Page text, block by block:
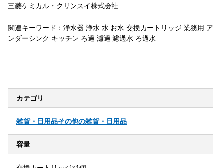
三菱ケミカル・クリンスイ株式会社
関連キーワード：浄水器 浄水 水 お水 交換カートリッジ 業務用 ア
ンダーシンク キッチン ろ過 濾過 濾過水 ろ過水
カテゴリ
雑貨・日用品その他の雑貨・日用品
容量